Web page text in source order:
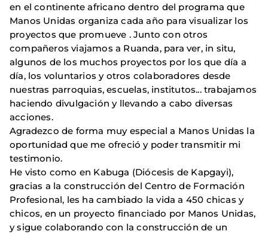
en el continente africano dentro del programa que
Manos Unidas organiza cada año para visualizar los
proyectos que promueve . Junto con otros
compañeros viajamos a Ruanda, para ver, in situ,
algunos de los muchos proyectos por los que día a
día, los voluntarios y otros colaboradores desde
nuestras parroquias, escuelas, institutos... trabajamos
haciendo divulgación y llevando a cabo diversas
acciones.
Agradezco de forma muy especial a Manos Unidas la
oportunidad que me ofreció y poder transmitir mi
testimonio.
He visto como en Kabuga (Diócesis de Kapgayi),
gracias a la construcción del Centro de Formación
Profesional, les ha cambiado la vida a 450 chicas y
chicos, en un proyecto financiado por Manos Unidas,
y sigue colaborando con la construcción de un